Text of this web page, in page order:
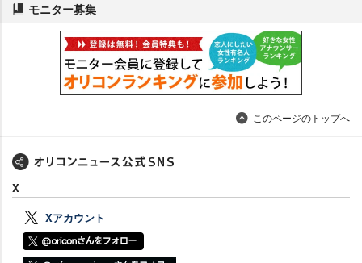
モニター募集
このページのトップへ
X
Xアカウント